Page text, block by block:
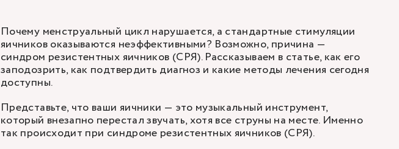
Почему менструальный цикл нарушается, а стандартные стимуляции
яичников оказываются неэффективными? Возможно, причина —
синдром резистентных яичников (СРЯ). Рассказываем в статье, как его
заподозрить, как подтвердить диагноз и какие методы лечения сегодня
доступны.
Представьте, что ваши яичники — это музыкальный инструмент,
который внезапно перестал звучать, хотя все струны на месте. Именно
так происходит при синдроме резистентных яичников (СРЯ).